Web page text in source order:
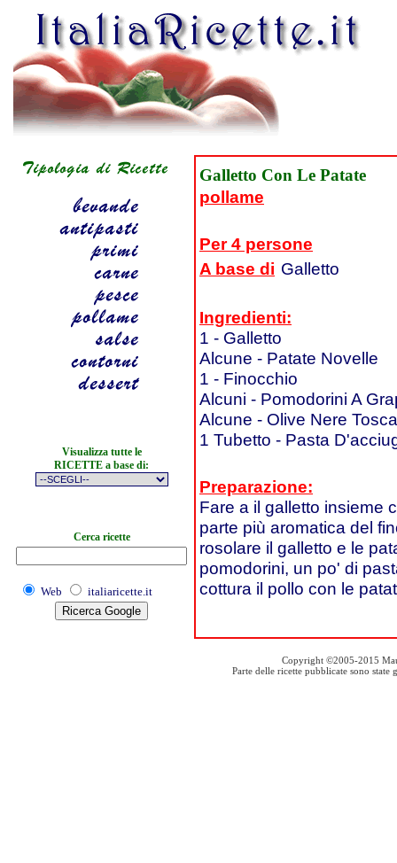
Visualizza tutte le
RICETTE a base di:
Cerca ricette
Web italiaricette.it
Galletto Con Le Patate
pollame
Per 4 persone
A base di Galletto
Ingredienti:
1 - Galletto
Alcune - Patate Novelle
1 - Finocchio
Alcuni - Pomodorini A
Alcune - Olive Nere
1 Tubetto - Pasta
Preparazione:
Fare a il galletto insieme
parte più aromatica del
rosolare il galletto e le
pomodorini, un po' di
cottura il pollo con le
Copyright ©2005-2015
Parte delle ricette pubblicate sono state